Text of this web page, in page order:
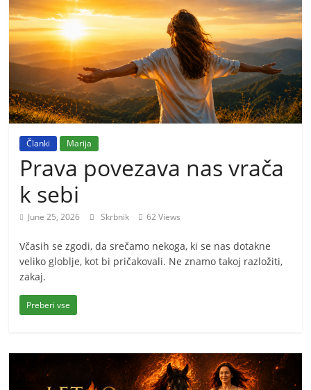
m
o
r
e
m
o
Članki Marija
Prava povezava nas vrača
k sebi
June 25, 2026 Skrbnik 62 Views
Včasih se zgodi, da srečamo nekoga, ki se nas dotakne
veliko globlje, kot bi pričakovali. Ne znamo takoj razložiti,
zakaj.
Preberi vse